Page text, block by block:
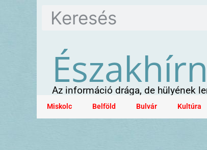
Az információ drága, de hülyének
Miskolc Belföld Bulvár Kultúra